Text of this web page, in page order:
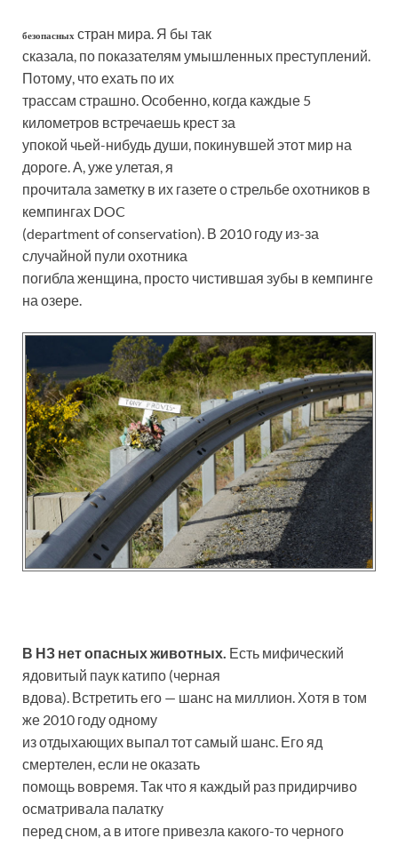
безопасных стран мира. Я бы так
сказала, по показателям умышленных преступлений.
Потому, что ехать по их
трассам страшно. Особенно, когда каждые 5
километров встречаешь крест за
упокой чьей-нибудь души, покинувшей этот мир на
дороге. А, уже улетая, я
прочитала заметку в их газете о стрельбе охотников в
кемпингах DOC
(department of conservation). В 2010 году из-за
случайной пули охотника
погибла женщина, просто чистившая зубы в кемпинге
на озере.
В НЗ нет опасных животных. Есть мифический
ядовитый паук катипо (черная
вдова). Встретить его — шанс на миллион. Хотя в том
же 2010 году одному
из отдыхающих выпал тот самый шанс. Его яд
смертелен, если не оказать
помощь вовремя. Так что я каждый раз придирчиво
осматривала палатку
перед сном, а в итоге привезла какого-то черного